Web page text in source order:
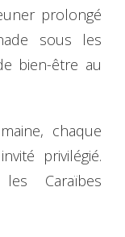
prolongé
sous les
bien-être au
chaque
privilégié.
Caraïbes